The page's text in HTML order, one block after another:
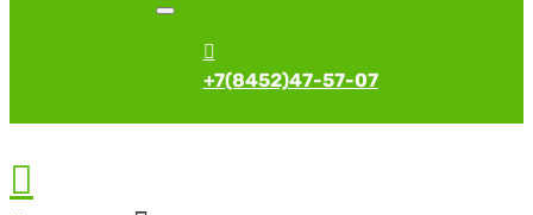
+7(8452)47-57-07